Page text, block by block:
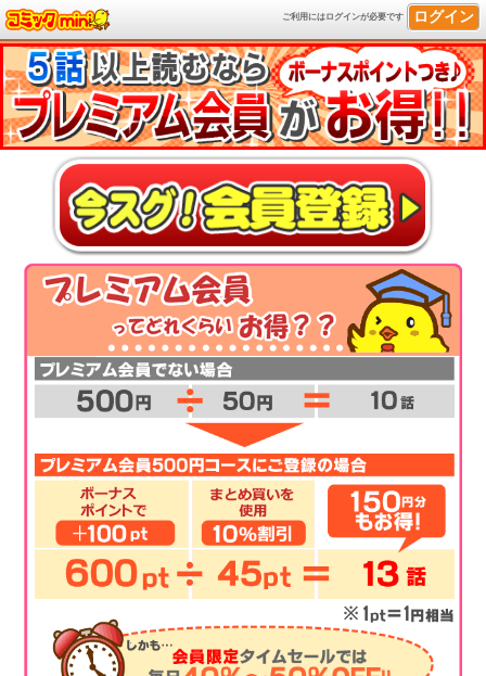
ログイン
ご利用にはログインが必要です